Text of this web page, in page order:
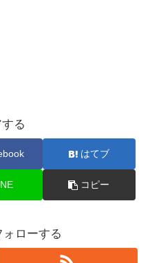
る
はてブ
コピー
ローする